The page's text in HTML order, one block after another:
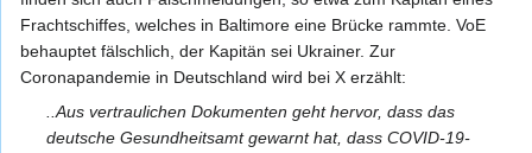
Frachtschiffes, welches in Baltimore eine Brücke rammte. VoE
behauptet fälschlich, der Kapitän sei Ukrainer. Zur
Coronapandemie in Deutschland wird bei X erzählt:
..Aus vertraulichen Dokumenten geht hervor, dass das
deutsche Gesundheitsamt gewarnt hat, dass COVID-19-